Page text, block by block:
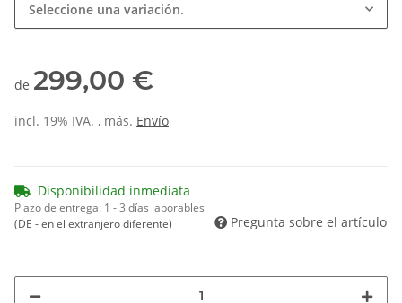
Seleccione una variación.
de 299,00 €
incl. 19% IVA. , más. Envío
Disponibilidad inmediata
Plazo de entrega: 1 - 3 días laborables
(DE - en el extranjero diferente)
Pregunta sobre el artículo